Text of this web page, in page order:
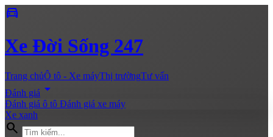
directions_car
Xe Đời Sống 247
Trang chủÔ tô - Xe máyThị trườngTư vấn
Đánh giá arrow_drop_down
Đánh giá ô tô Đánh giá xe máy
Xe xanh
search